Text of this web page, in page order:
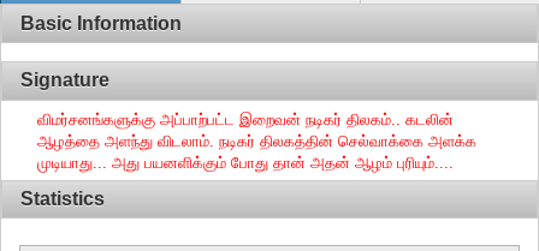
Basic Information
Signature
விமர்சனங்களுக்கு அப்பாற்பட்ட இறைவன் நடிகர் திலகம்.. கடலின்
ஆழத்தை அளந்து விடலாம். நடிகர் திலகத்தின் செல்வாக்கை அளக்க
முடியாது... அது பயனளிக்கும் போது தான் அதன் ஆழம் புரியும்....
Statistics